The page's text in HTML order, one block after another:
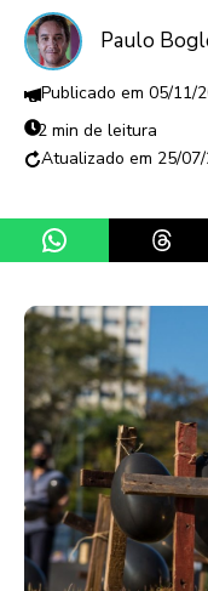
Paulo
05/11/
2 min de leitura
25/
Share on